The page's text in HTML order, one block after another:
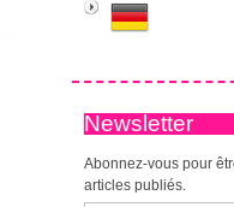
Newsletter
Abonnez-vous pour
articles publiés.